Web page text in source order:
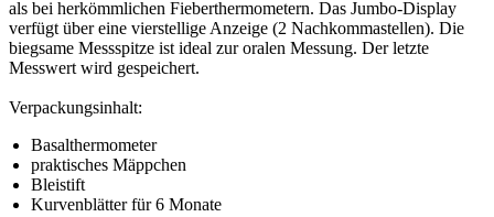
als bei herkömmlichen Fieberthermometern. Das Jumbo-Display
verfügt über eine vierstellige Anzeige (2 Nachkommastellen). Die
biegsame Messspitze ist ideal zur oralen Messung. Der letzte
Messwert wird gespeichert.
Verpackungsinhalt:
Basalthermometer
praktisches Mäppchen
Bleistift
Kurvenblätter für 6 Monate